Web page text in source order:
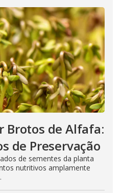
Brotos de Alfafa:
de Preservação
de sementes da planta
nutritivos amplamente